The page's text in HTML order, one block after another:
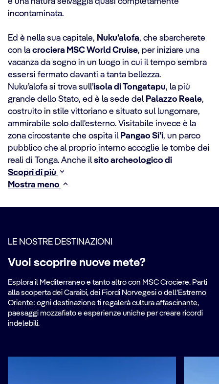
incontaminata.
Ed è nella sua capitale, Nuku’alofa, che sbarcherete
con la crociera MSC World Cruise, per iniziare una
vacanza da sogno in un luogo in cui il tempo sembra
essersi fermato davanti a tanta bellezza.
Nuku’alofa si trova sull’isola di Tongatapu, la più
grande dello Stato, ed è la sede del Palazzo Reale,
costruito in stile vittoriano e situato sul lungomare,
ammirabile solo dall'esterno. Visitabile invece è la
zona circostante che ospita il Pangao Si’i, un parco
pubblico che al proprio interno accoglie le tombe dei
reali di Tonga. Anche ilsito archeologico di
Scopri di più
Mostra meno
LE NOSTRE DESTINAZIONI
Vuoi scoprire nuove mete?
Esplora il Mediterraneo e tanto altro con MSC Crociere. Parti
alla scoperta dei Caraibi, dei Fiordi Norvegesi o dell’Estremo
Oriente: ogni destinazione ti regalerà cultura affascinante,
paesaggi mozzafiato e esperienze uniche per creare ricordi
indelebili.